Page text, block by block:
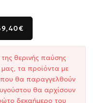
θερινής παύσης
τα προϊόντα με
που θα παραγγελθούν
θα αρχίσουν
δεκαήμερο του